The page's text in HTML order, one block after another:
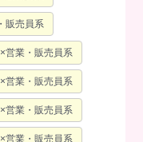
販売員系
営業・販売員系
営業・販売員系
営業・販売員系
営業・販売員系